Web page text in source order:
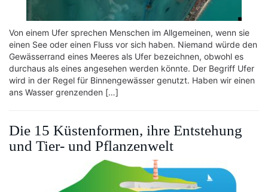
Von einem Ufer sprechen Menschen im Allgemeinen, wenn sie
einen See oder einen Fluss vor sich haben. Niemand würde den
Gewässerrand eines Meeres als Ufer bezeichnen, obwohl es
durchaus als eines angesehen werden könnte. Der Begriff Ufer
wird in der Regel für Binnengewässer genutzt. Haben wir einen
ans Wasser grenzenden […]
Die 15 Küstenformen, ihre Entstehung
und Tier- und Pflanzenwelt